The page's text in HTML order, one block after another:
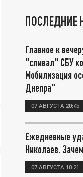
ПОСЛЕДНИЕ
Главное к
"сливал" СБУ
Мобилизация
Днепра"
07 АВГУСТА 20:45
Ежедневные
Николаев.
07 АВГУСТА 18:21